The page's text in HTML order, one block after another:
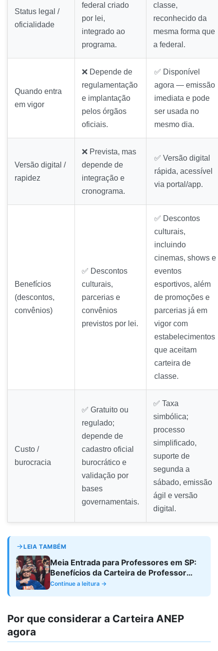
Status legal /
oficialidade
federal criado
por lei,
integrado ao
programa.
classe,
reconhecido da
mesma forma que
a federal.
Quando entra
em vigor
❌ Depende de
regulamentação
e implantação
pelos órgãos
oficiais.
✅ Disponível
agora — emissão
imediata e pode
ser usada no
mesmo dia.
Versão digital /
rapidez
❌ Prevista, mas
depende de
integração e
cronograma.
✅ Versão digital
rápida, acessível
via portal/app.
Benefícios
(descontos,
convênios)
✅ Descontos
culturais,
parcerias e
convênios
previstos por lei.
✅ Descontos
culturais,
incluindo
cinemas, shows e
eventos
esportivos, além
de promoções e
parcerias já em
vigor com
estabelecimentos
que aceitam
carteira de
classe.
Custo /
burocracia
✅ Gratuito ou
regulado;
depende de
cadastro oficial
burocrático e
validação por
bases
governamentais.
✅ Taxa
simbólica;
processo
simplificado,
suporte de
segunda a
sábado, emissão
ágil e versão
digital.
LEIA TAMBÉM
Meia Entrada para Professores em SP:
Benefícios da Carteira de Professor
ANEP
Continue a leitura →
Por que considerar a Carteira ANEP
agora